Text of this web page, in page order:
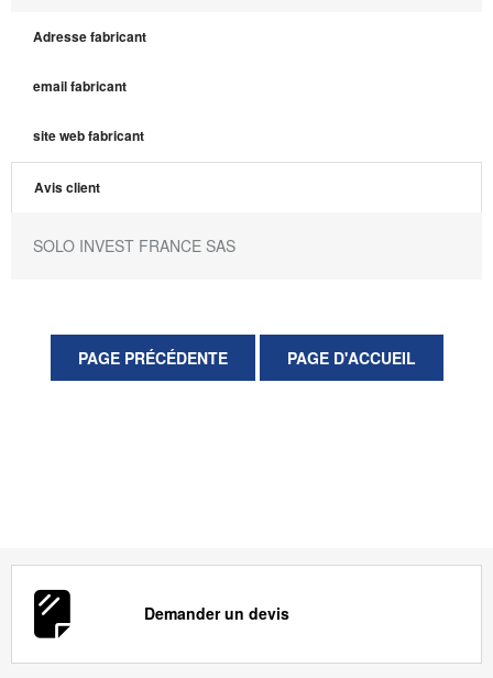
Adresse fabricant
email fabricant
site web fabricant
Avis client
SOLO INVEST FRANCE SAS
Demander un devis